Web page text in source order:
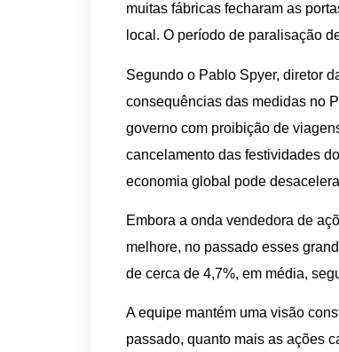
muitas fábricas fecharam as
local. O período de paralisação
Segundo o Pablo Spyer, diretor
consequências das medidas no
governo com proibição de
cancelamento das festividades
economia global pode
Embora a onda vendedora de
melhore, no passado esses
de cerca de 4,7%, em média,
A equipe mantém uma visão
passado, quanto mais as ações